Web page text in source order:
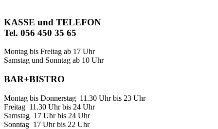
KASSE und TELEFON
Tel. 056 450 35 65
Montag bis Freitag ab 17 Uhr
Samstag und Sonntag ab 10 Uhr
BAR+BISTRO
Montag bis Donnerstag 11.30 Uhr bis 23 Uhr
Freitag 11.30 Uhr bis 24 Uhr
Samstag 17 Uhr bis 24 Uhr
Sonntag 17 Uhr bis 22 Uhr